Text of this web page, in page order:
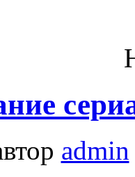
admin